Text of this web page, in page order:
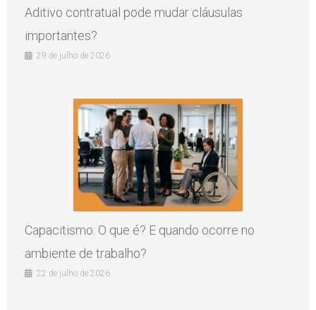
Aditivo contratual pode mudar cláusulas
importantes?
29 de julho de 2026
Capacitismo: O que é? E quando ocorre no
ambiente de trabalho?
22 de julho de 2026